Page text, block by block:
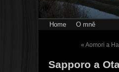
Home O mně
« Aomori a
Sapporo a